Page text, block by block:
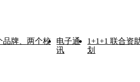
品牌、两个校
电子通
讯
1+1+1 联合资
划